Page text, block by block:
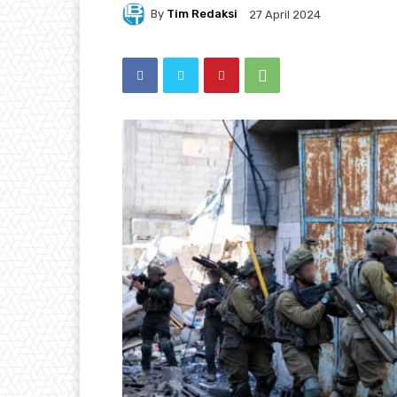
By Tim Redaksi 27 April 2024